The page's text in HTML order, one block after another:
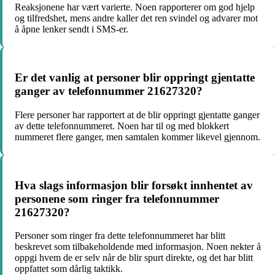
Reaksjonene har vært varierte. Noen rapporterer om god hjelp
og tilfredshet, mens andre kaller det ren svindel og advarer mot
å åpne lenker sendt i SMS-er.
Er det vanlig at personer blir oppringt gjentatte
ganger av telefonnummer 21627320?
Flere personer har rapportert at de blir oppringt gjentatte ganger
av dette telefonnummeret. Noen har til og med blokkert
nummeret flere ganger, men samtalen kommer likevel gjennom.
Hva slags informasjon blir forsøkt innhentet av
personene som ringer fra telefonnummer
21627320?
Personer som ringer fra dette telefonnummeret har blitt
beskrevet som tilbakeholdende med informasjon. Noen nekter å
oppgi hvem de er selv når de blir spurt direkte, og det har blitt
oppfattet som dårlig taktikk.